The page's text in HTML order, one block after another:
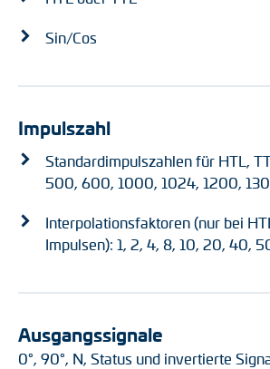
Sin/Cos
Impulszahl
Standardimpulszahlen für HTL,
500, 600, 1000, 1024, 1200,
Interpolationsfaktoren (nur bei
Impulsen): 1, 2, 4, 8, 10, 20, 40,
Ausgangssignale
0°, 90°, N, Status und invertierte